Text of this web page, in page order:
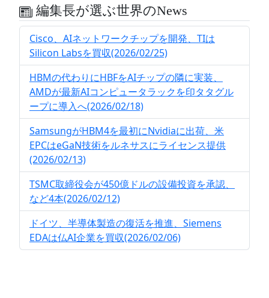
編集長が選ぶ世界のNews
Cisco、AIネットワークチップを開発、TIは
Silicon Labsを買収(2026/02/25)
HBMの代わりにHBFをAIチップの隣に実装、
AMDが最新AIコンピュータラックを印タタグル
ープに導入へ(2026/02/18)
SamsungがHBM4を最初にNvidiaに出荷、米
EPCはeGaN技術をルネサスにライセンス提供
(2026/02/13)
TSMC取締役会が450億ドルの設備投資を承認、
など4本(2026/02/12)
ドイツ、半導体製造の復活を推進、Siemens
EDAは仏AI企業を買収(2026/02/06)